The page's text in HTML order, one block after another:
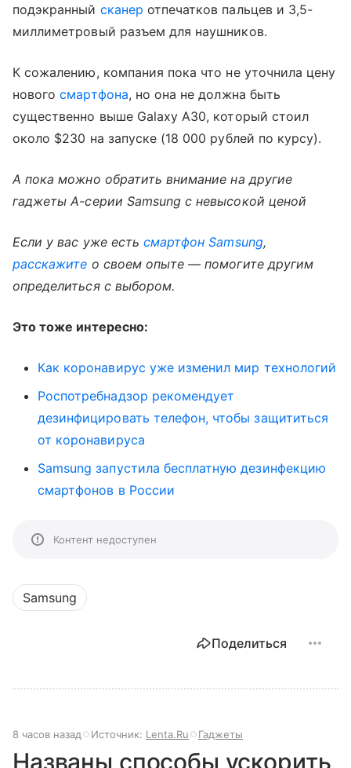
подэкранный сканер отпечатков пальцев и 3,5-
миллиметровый разъем для наушников.
К сожалению, компания пока что не уточнила цену
новогосмартфона, но она не должна быть
существенно выше Galaxy A30, который стоил
около $230 на запуске (18 000 рублей по курсу).
А пока можно обратить внимание на другие
гаджеты A-серии Samsung с невысокой ценой
Если у вас уже есть смартфон Samsung,
расскажите о своем опыте — помогите другим
определиться с выбором.
Это тоже интересно:
Как коронавирус уже изменил мир технологий
Роспотребнадзор рекомендует
дезинфицировать телефон, чтобы защититься
от коронавируса
Samsung запустила бесплатную дезинфекцию
смартфонов в России
Контент недоступен
Samsung
Поделиться
8 часов назад Источник: Lenta.Ru Гаджеты
Названы способы ускорить